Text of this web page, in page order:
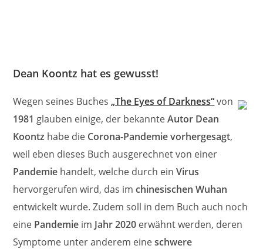
Dean Koontz hat es gewusst!
Wegen seines Buches„The Eyes of Darkness“von
1981 glauben einige, der bekannteAutor Dean
Koontz habe die Corona-Pandemie vorhergesagt,
weil eben dieses Buch ausgerechnet von einer
Pandemie handelt, welche durch einVirus
hervorgerufen wird, das imchinesischen Wuhan
entwickelt wurde. Zudem soll in dem Buch auch noch
eine Pandemie im Jahr 2020 erwähnt werden, deren
Symptome unter anderem eineschwere